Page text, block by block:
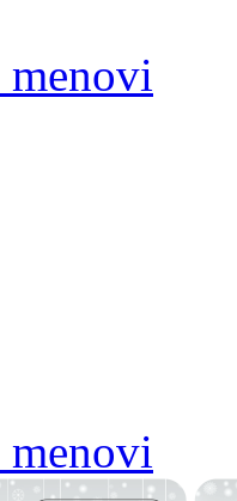
menovi
menovi